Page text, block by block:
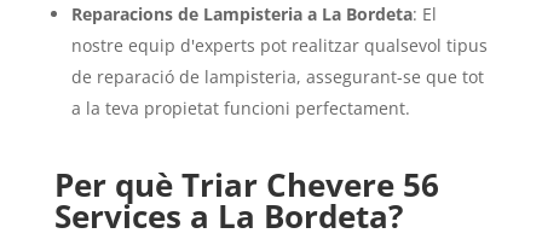
Reparacions de Lampisteria a La Bordeta: El
nostre equip d'experts pot realitzar qualsevol tipus
de reparació de lampisteria, assegurant-se que tot
a la teva propietat funcioni perfectament.
Per què Triar Chevere 56
Services a La Bordeta?